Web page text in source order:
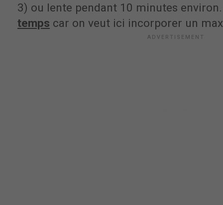
3) ou lente pendant 10 minutes
temps car on veut ici incorporer un